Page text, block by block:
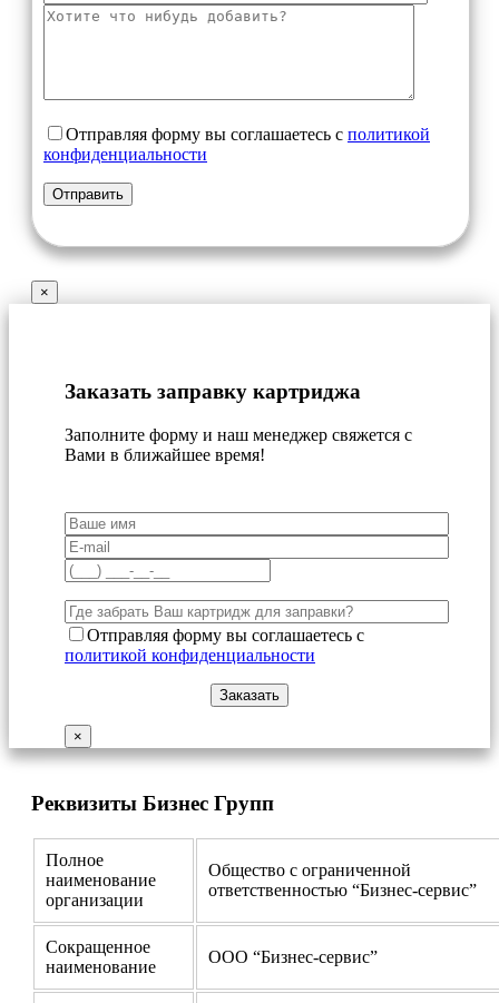
Отправляя форму вы соглашаетесь с политикой
конфиденциальности
×
Заказать заправку картриджа
Заполните форму и наш менеджер свяжется с
Вами в ближайшее время!
Отправляя форму вы соглашаетесь с
политикой конфиденциальности
×
Реквизиты Бизнес Групп
Полное
наименование
организации
Общество с ограниченной
ответственностью “Бизнес-сервис”
Сокращенное
наименование
ООО “Бизнес-сервис”